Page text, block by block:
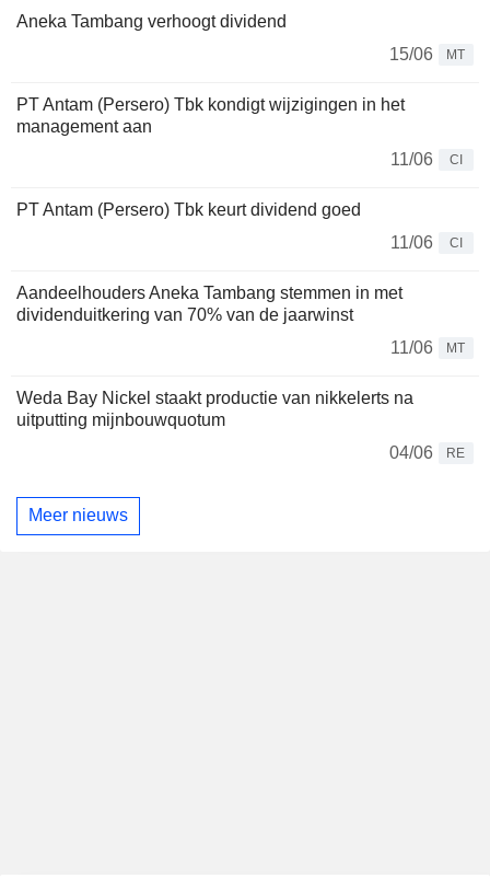
Aneka Tambang verhoogt dividend
15/06
MT
PT Antam (Persero) Tbk kondigt wijzigingen in het
management aan
11/06
CI
PT Antam (Persero) Tbk keurt dividend goed
11/06
CI
Aandeelhouders Aneka Tambang stemmen in met
dividenduitkering van 70% van de jaarwinst
11/06
MT
Weda Bay Nickel staakt productie van nikkelerts na
uitputting mijnbouwquotum
04/06
RE
Meer nieuws